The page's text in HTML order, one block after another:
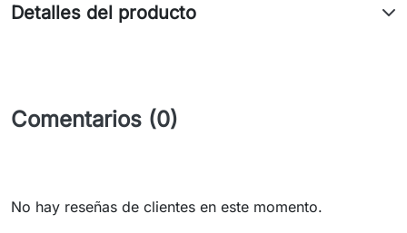
Detalles del producto
Comentarios (0)
No hay reseñas de clientes en este momento.